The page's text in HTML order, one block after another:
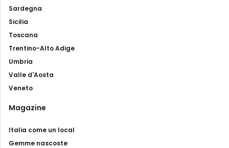
Sardegna
Sicilia
Toscana
Trentino-Alto Adige
Umbria
Valle d'Aosta
Veneto
Magazine
Italia come un local
Gemme nascoste